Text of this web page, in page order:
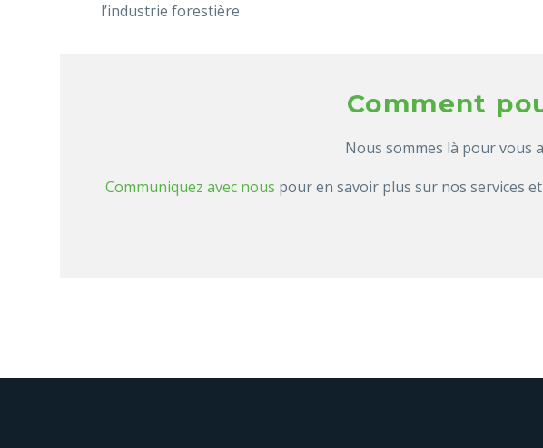
l’industrie forestière
Comment
Nous sommes là pour vous
Communiquez avec nous pour en savoir plus sur nos services